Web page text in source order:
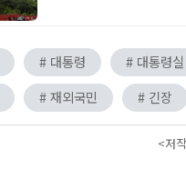
# 대통령
# 대통령실
# 재외국민 # 긴장
<저